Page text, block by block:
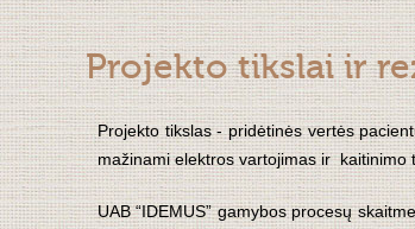
Projekto tikslai ir
Projekto tikslas - pridėtinės vertės
mažinami elektros vartojimas ir
UAB “IDEMUS” gamybos procesų